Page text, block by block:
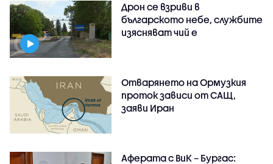
Дрон се взриви в
българското небе, службите
изясняват чий е
Отварянето на Ормузкия
проток зависи от САЩ,
заяви Иран
Аферата с ВиК – Бургас: